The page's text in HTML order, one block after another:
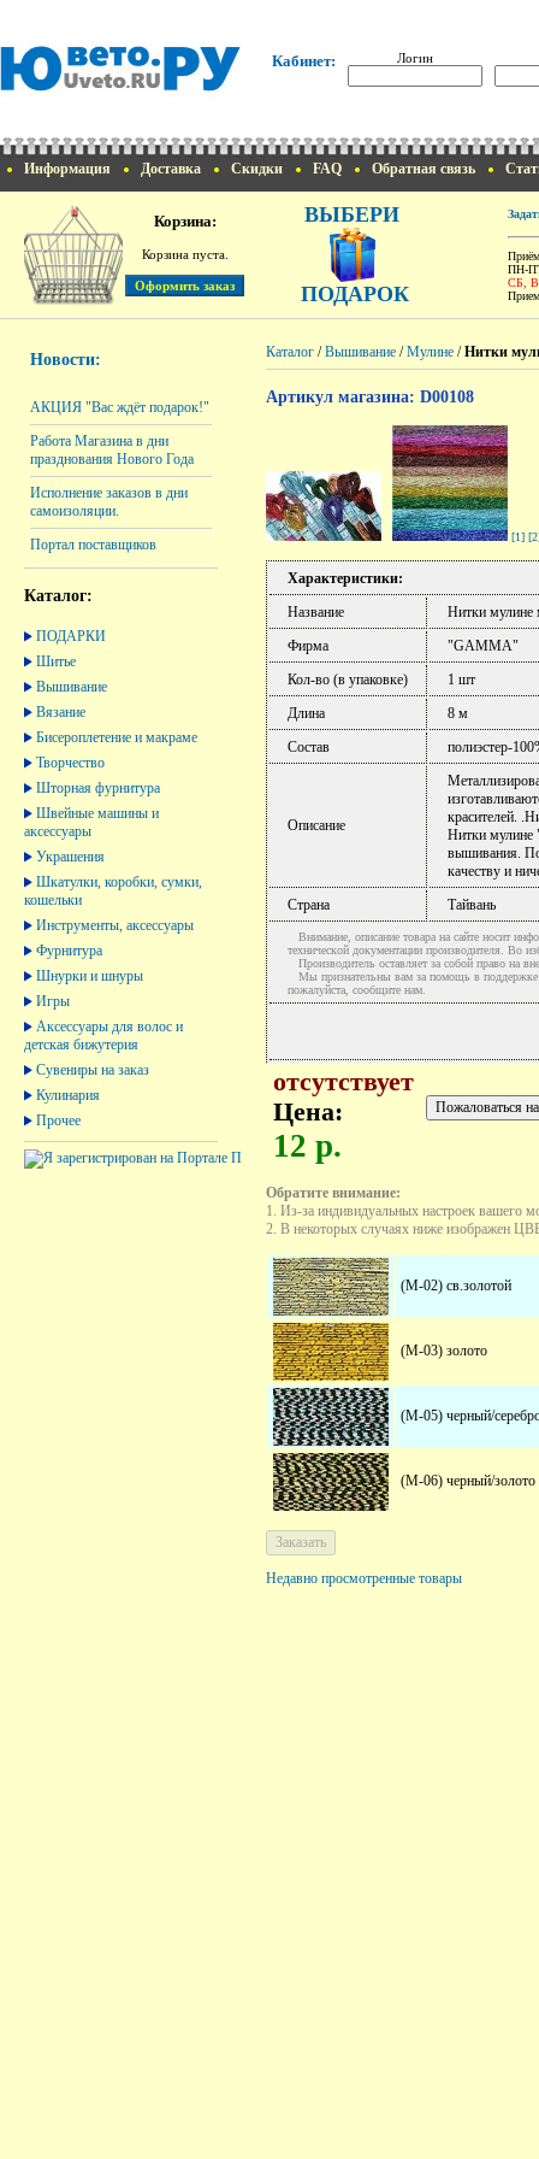
Кабинет: Логин
Информация Доставка Скидки FAQ Обратная связь
Корзина:
Корзина пуста.
ВЫБЕРИ
ПОДАРОК
ПН-
СБ,
Новости:
АКЦИЯ "Вас ждёт подарок!"
Работа Магазина в дни
празднования Нового Года
Исполнение заказов в дни
самоизоляции.
Портал поставщиков
Каталог:
ПОДАРКИ
Шитье
Вышивание
Вязание
Бисероплетение и макраме
Творчество
Шторная фурнитура
Швейные машины и
аксессуары
Украшения
Шкатулки, коробки, сумки,
кошельки
Инструменты, аксессуары
Фурнитура
Шнурки и шнуры
Игры
Аксессуары для волос и
детская бижутерия
Сувениры на заказ
Кулинария
Прочее
Каталог /Вышивание /Мулине /Нитки
Артикул магазина: D00108
[1]
Характеристики:
Название
Нитки мулине
Фирма
"GAMMA"
Кол-во (в упаковке)
1 шт
Длина
8 м
Состав
полиэстер-
Описание
красителей.
Нитки мулине
вышивания.
качеству и
Страна
Тайвань
Внимание, описание товара на сайте носит
технической документации производителя. Во
Производитель оставляет за собой право на
Мы признательны вам за помощь в поддержке
пожалуйста, сообщите нам.
отсутствует
Цена:
12 р.
Обратите внимание:
1. Из-за индивидуальных настроек вашего
2. В некоторых случаях ниже изображен
(M-02) св.золотой
(M-03) золото
(M-05) черный/
(M-06) черный/золото
Недавно просмотренные товары